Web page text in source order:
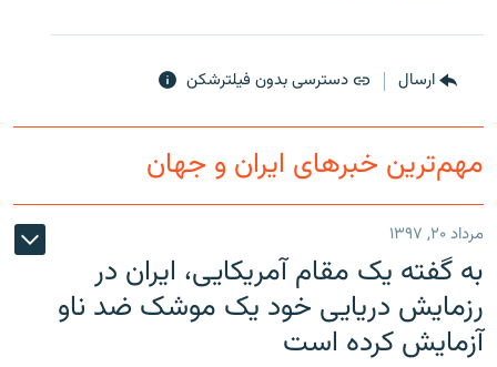
ارسال دسترسی بدون فیلترشکن
مهم‌ترین خبرهای ایران و جهان
مرداد ۲۰, ۱۳۹۷
به گفته یک مقام آمریکایی، ایران در
رزمایش دریایی خود یک موشک ضد ناو
آزمایش کرده است